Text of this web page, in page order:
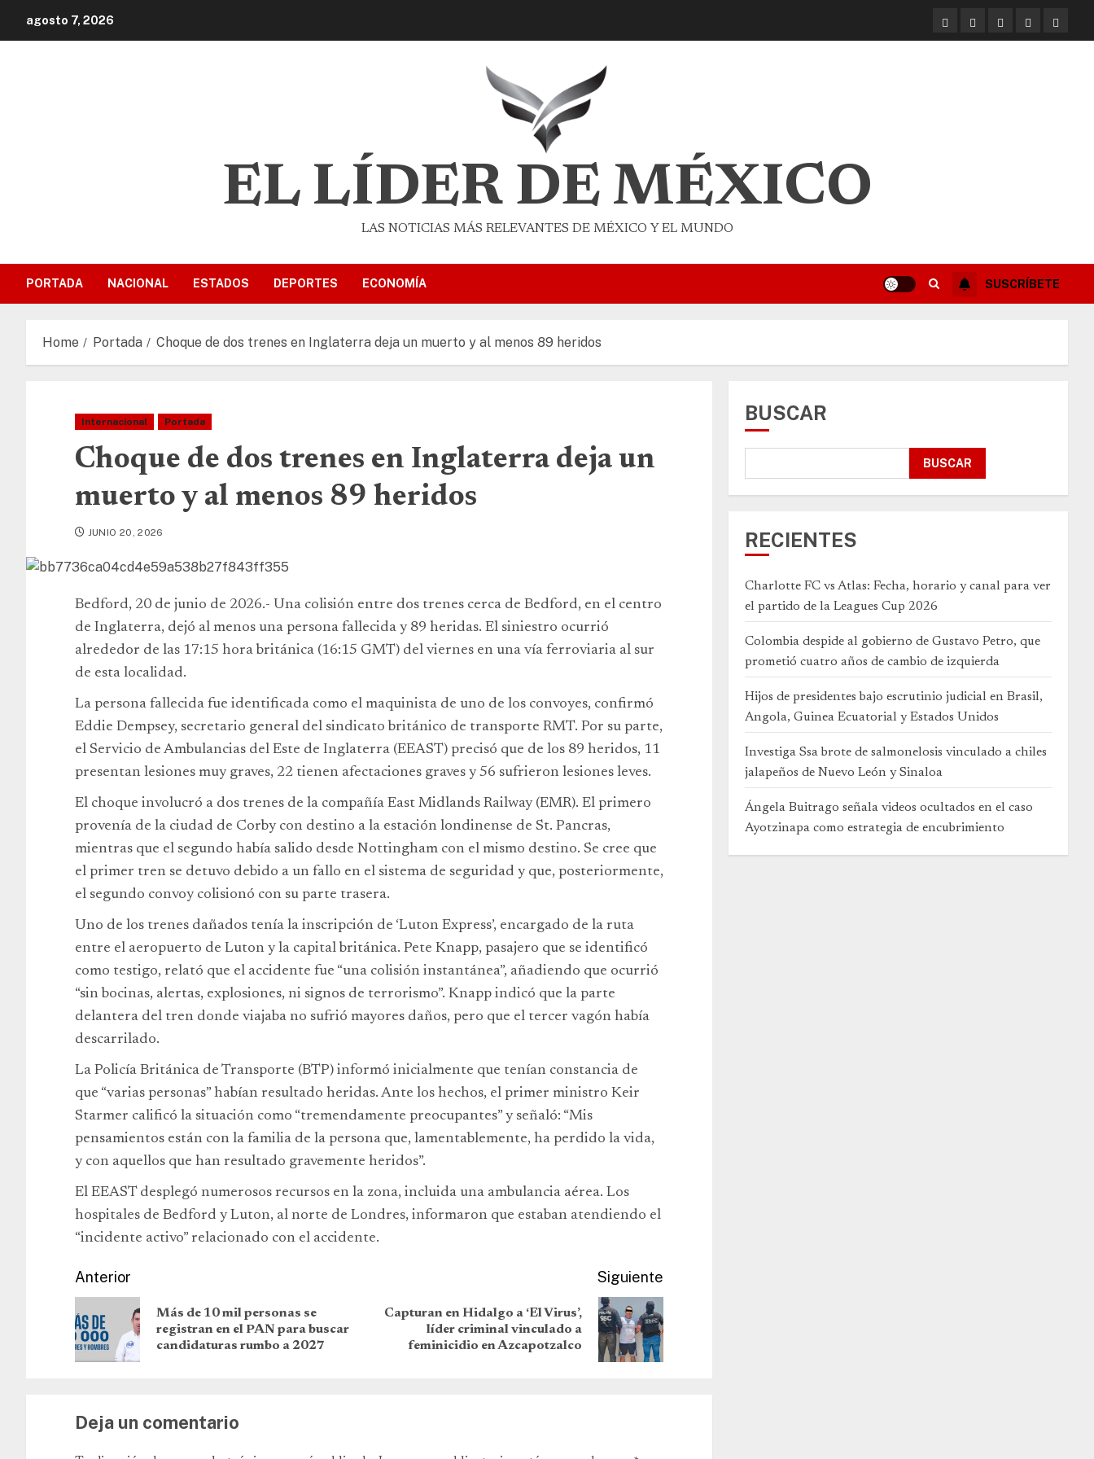
agosto 7, 2026
EL LÍDER DE MÉXICO
LAS NOTICIAS MÁS RELEVANTES DE MÉXICO Y EL MUNDO
PORTADA NACIONAL ESTADOS DEPORTES ECONOMÍA SUSCRÍBETE
Home Portada Choque de dos trenes en Inglaterra deja un muerto y al menos 89 heridos
Internacional Portada
Choque de dos trenes en Inglaterra deja un
muerto y al menos 89 heridos
JUNIO 20, 2026
Bedford, 20 de junio de 2026.- Una colisión entre dos trenes cerca de Bedford, en el centro
de Inglaterra, dejó al menos una persona fallecida y 89 heridas. El siniestro ocurrió
alrededor de las 17:15 hora británica (16:15 GMT) del viernes en una vía ferroviaria al sur
de esta localidad.
La persona fallecida fue identificada como el maquinista de uno de los convoyes, confirmó
Eddie Dempsey, secretario general del sindicato británico de transporte RMT. Por su parte,
el Servicio de Ambulancias del Este de Inglaterra (EEAST) precisó que de los 89 heridos, 11
presentan lesiones muy graves, 22 tienen afectaciones graves y 56 sufrieron lesiones leves.
El choque involucró a dos trenes de la compañía East Midlands Railway (EMR). El primero
provenía de la ciudad de Corby con destino a la estación londinense de St. Pancras,
mientras que el segundo había salido desde Nottingham con el mismo destino. Se cree que
el primer tren se detuvo debido a un fallo en el sistema de seguridad y que, posteriormente,
el segundo convoy colisionó con su parte trasera.
Uno de los trenes dañados tenía la inscripción de ‘Luton Express’, encargado de la ruta
entre el aeropuerto de Luton y la capital británica. Pete Knapp, pasajero que se identificó
como testigo, relató que el accidente fue “una colisión instantánea”, añadiendo que ocurrió
“sin bocinas, alertas, explosiones, ni signos de terrorismo”. Knapp indicó que la parte
delantera del tren donde viajaba no sufrió mayores daños, pero que el tercer vagón había
descarrilado.
La Policía Británica de Transporte (BTP) informó inicialmente que tenían constancia de
que “varias personas” habían resultado heridas. Ante los hechos, el primer ministro Keir
Starmer calificó la situación como “tremendamente preocupantes” y señaló: “Mis
pensamientos están con la familia de la persona que, lamentablemente, ha perdido la vida,
y con aquellos que han resultado gravemente heridos”.
El EEAST desplegó numerosos recursos en la zona, incluida una ambulancia aérea. Los
hospitales de Bedford y Luton, al norte de Londres, informaron que estaban atendiendo el
“incidente activo” relacionado con el accidente.
Anterior
Más de 10 mil personas se
registran en el PAN para buscar
candidaturas rumbo a 2027
Siguiente
Capturan en Hidalgo a ‘El Virus’,
líder criminal vinculado a
feminicidio en Azcapotzalco
Deja un comentario
BUSCAR
BUSCAR
RECIENTES
Charlotte FC vs Atlas: Fecha, horario y canal para ver
el partido de la Leagues Cup 2026
Colombia despide al gobierno de Gustavo Petro, que
prometió cuatro años de cambio de izquierda
Hijos de presidentes bajo escrutinio judicial en Brasil,
Angola, Guinea Ecuatorial y Estados Unidos
Investiga Ssa brote de salmonelosis vinculado a chiles
jalapeños de Nuevo León y Sinaloa
Ángela Buitrago señala videos ocultados en el caso
Ayotzinapa como estrategia de encubrimiento